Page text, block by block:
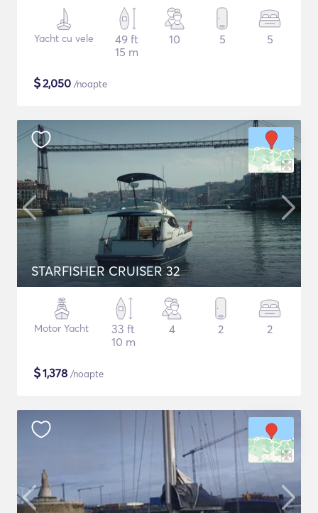
Yacht cu vele
49 ft
15 m
10 5 5
$2,050 /noapte
STARFISHER CRUISER 32
Motor Yacht
33 ft
10 m
4 2 2
$1,378 /noapte